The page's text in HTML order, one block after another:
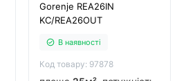
Gorenje REA26IN
KC/REA26OUT
В наявності
Код товару: 97878